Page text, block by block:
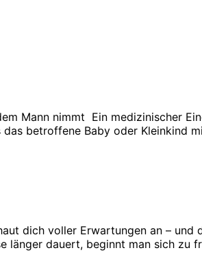
Mann nimmt Ein medizinischer
betroffene Baby oder Kleinkind
dich voller Erwartungen an – und
länger dauert, beginnt man sich zu